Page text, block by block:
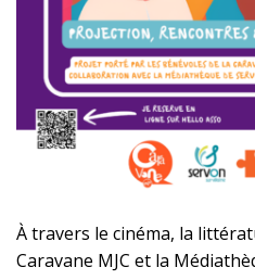
À travers le cinéma, la
Caravane MJC et la